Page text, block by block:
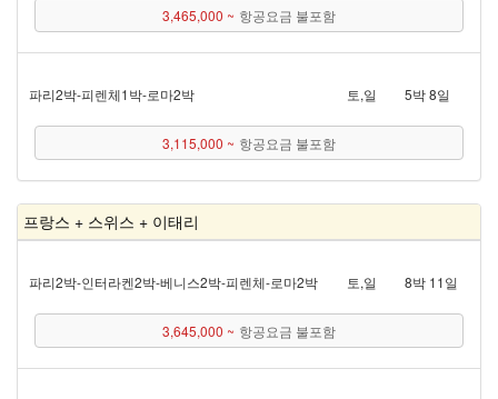
3,465,000 ~ 항공요금 불포함
파리 2박 - 피렌체 1박 - 로마 2박 토,일 5박 8일
3,115,000 ~ 항공요금 불포함
프랑스 + 스위스 + 이태리
파리 2박 - 인터라켄 2박 - 베니스 2박 - 피렌체 - 로마 2박 토,일 8박 11일
3,645,000 ~ 항공요금 불포함